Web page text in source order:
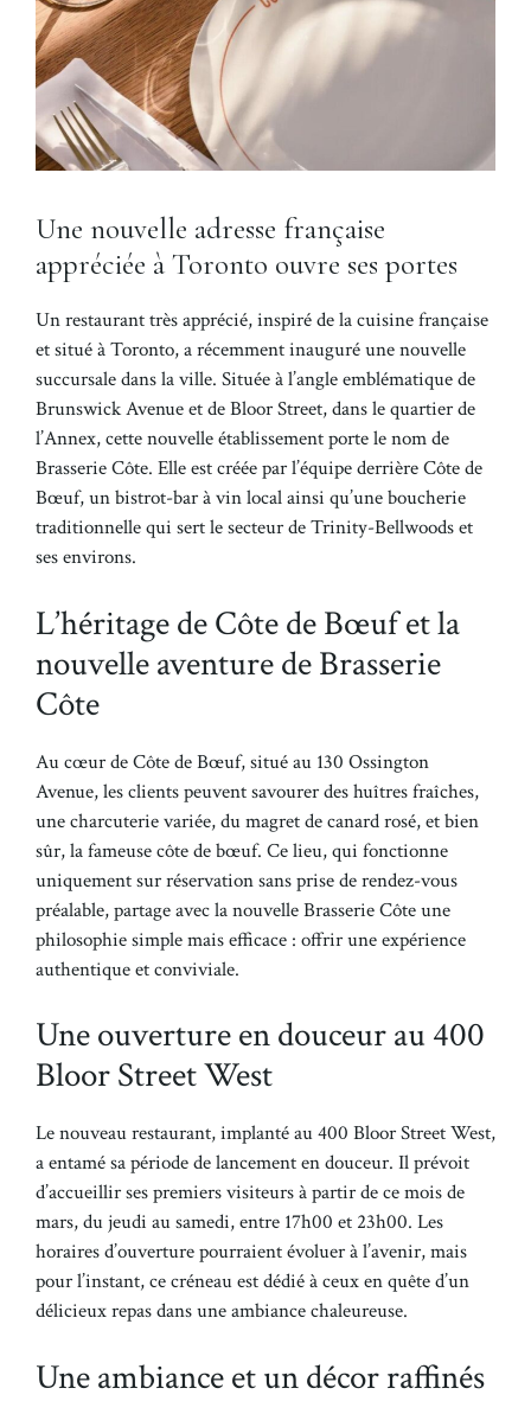
Une nouvelle adresse française
appréciée à Toronto ouvre ses portes
Un restaurant très apprécié, inspiré de la cuisine française
et situé à Toronto, a récemment inauguré une nouvelle
succursale dans la ville. Située à l’angle emblématique de
Brunswick Avenue et de Bloor Street, dans le quartier de
l’Annex, cette nouvelle établissement porte le nom de
Brasserie Côte. Elle est créée par l’équipe derrière Côte de
Bœuf, un bistrot-bar à vin local ainsi qu’une boucherie
traditionnelle qui sert le secteur de Trinity-Bellwoods et
ses environs.
L’héritage de Côte de Bœuf et la
nouvelle aventure de Brasserie
Côte
Au cœur de Côte de Bœuf, situé au 130 Ossington
Avenue, les clients peuvent savourer des huîtres fraîches,
une charcuterie variée, du magret de canard rosé, et bien
sûr, la fameuse côte de bœuf. Ce lieu, qui fonctionne
uniquement sur réservation sans prise de rendez-vous
préalable, partage avec la nouvelle Brasserie Côte une
philosophie simple mais efficace : offrir une expérience
authentique et conviviale.
Une ouverture en douceur au 400
Bloor Street West
Le nouveau restaurant, implanté au 400 Bloor Street West,
a entamé sa période de lancement en douceur. Il prévoit
d’accueillir ses premiers visiteurs à partir de ce mois de
mars, du jeudi au samedi, entre 17h00 et 23h00. Les
horaires d’ouverture pourraient évoluer à l’avenir, mais
pour l’instant, ce créneau est dédié à ceux en quête d’un
délicieux repas dans une ambiance chaleureuse.
Une ambiance et un décor raffinés